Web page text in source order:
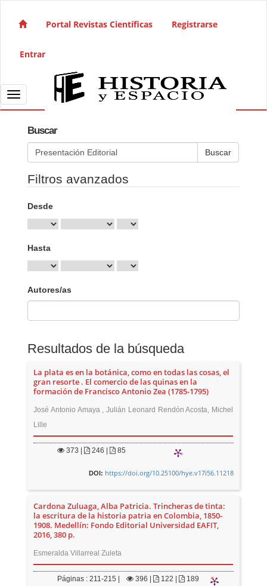
Navegación principal
Barra lateral
Portal Revistas Científicas Registrarse
Entrar
Toggle navigation
Buscar
Buscar artículos por
Filtros avanzados
Desde
Hasta
Autores/as
Resultados de la búsqueda
La plata es en la botánica, como en todas las cosas, el
gran resorte . El comercio de las quinas en la
formación de Francisco Antonio Zea (1785-1795)
José Antonio Amaya , Julián Leonard Rendón Acosta, Michel
Lille
373 246 | 85
DOI: https://doi.org/10.25100/hye.v17i56.11218
Cardona Zuluaga, Alba Patricia. Trincheras de tinta:
la escritura de la historia patria en Colombia, 1850-
1908. Medellín: Fondo Editorial Universidad EAFIT,
2016, 380 p.
Esmeralda Villarreal Zuleta
Páginas : 211-215 | 396 122 | 189